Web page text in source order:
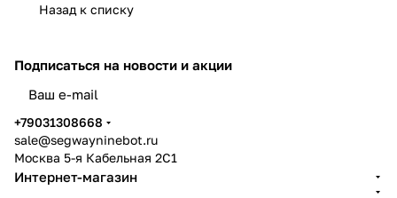
Назад к списку
Подписаться на новости и акции
+79031308668
sale@segwayninebot.ru
Москва 5-я Кабельная 2С1
Интернет-магазин